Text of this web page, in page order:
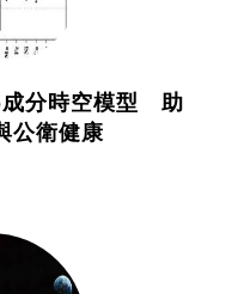
成分時空模型 助
公衛健康